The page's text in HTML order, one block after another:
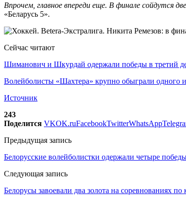
Впрочем, главное впереди еще. В финале сойдутся
«Беларусь 5».
Сейчас читают
Шиманович и Шкурдай одержали победы в третий
Волейболисты «Шахтера» крупно обыграли одного
Источник
243
Поделится VKOK.ruFacebookTwitterWhatsApp
Предыдущая запись
Белорусские волейболистки одержали четыре
Следующая запись
Белорусы завоевали два золота на соревнованиях